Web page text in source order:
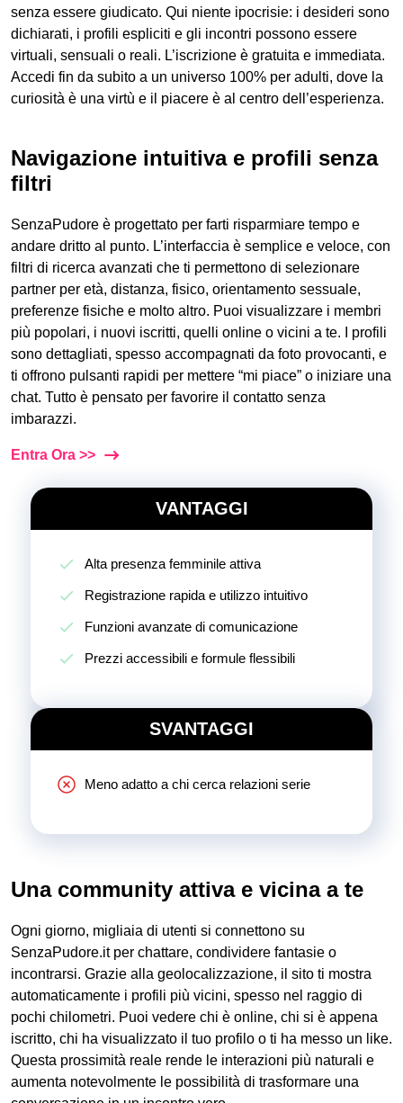
senza essere giudicato. Qui niente ipocrisie: i desideri sono
dichiarati, i profili espliciti e gli incontri possono essere
virtuali, sensuali o reali. L’iscrizione è gratuita e immediata.
Accedi fin da subito a un universo 100% per adulti, dove la
curiosità è una virtù e il piacere è al centro dell’esperienza.
Navigazione intuitiva e profili senza
filtri
SenzaPudore è progettato per farti risparmiare tempo e
andare dritto al punto. L’interfaccia è semplice e veloce, con
filtri di ricerca avanzati che ti permettono di selezionare
partner per età, distanza, fisico, orientamento sessuale,
preferenze fisiche e molto altro. Puoi visualizzare i membri
più popolari, i nuovi iscritti, quelli online o vicini a te. I profili
sono dettagliati, spesso accompagnati da foto provocanti, e
ti offrono pulsanti rapidi per mettere “mi piace” o iniziare una
chat. Tutto è pensato per favorire il contatto senza
imbarazzi.
Entra Ora >>
VANTAGGI
Alta presenza femminile attiva
Registrazione rapida e utilizzo intuitivo
Funzioni avanzate di comunicazione
Prezzi accessibili e formule flessibili
SVANTAGGI
Meno adatto a chi cerca relazioni serie
Una community attiva e vicina a te
Ogni giorno, migliaia di utenti si connettono su
SenzaPudore.it per chattare, condividere fantasie o
incontrarsi. Grazie alla geolocalizzazione, il sito ti mostra
automaticamente i profili più vicini, spesso nel raggio di
pochi chilometri. Puoi vedere chi è online, chi si è appena
iscritto, chi ha visualizzato il tuo profilo o ti ha messo un like.
Questa prossimità reale rende le interazioni più naturali e
aumenta notevolmente le possibilità di trasformare una